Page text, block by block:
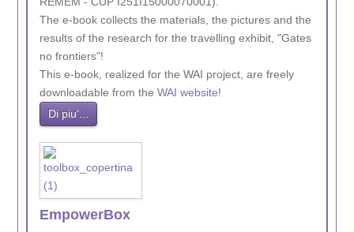
The e-book collects the materials, the pictures and the
results of the research for the travelling exhibit, "Gates
no frontiers"!
This e-book, realized for the WAI project, are freely
downloadable from the WAI website!
Di piu'...
EmpowerBox